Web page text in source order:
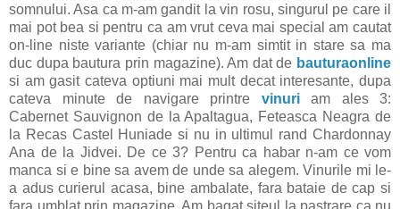
somnului. Asa ca m-am gandit la vin rosu, singurul pe care il
mai pot bea si pentru ca am vrut ceva mai special am cautat
on-line niste variante (chiar nu m-am simtit in stare sa ma
duc dupa bautura prin magazine). Am dat de bauturaonline
si am gasit cateva optiuni mai mult decat interesante, dupa
cateva minute de navigare printre vinuriam ales 3:
Cabernet Sauvignon de la Apaltagua, Feteasca Neagra de
la Recas Castel Huniade si nu in ultimul rand Chardonnay
Ana de la Jidvei. De ce 3? Pentru ca habar n-am ce vom
manca si e bine sa avem de unde sa alegem. Vinurile mi le-
a adus curierul acasa, bine ambalate, fara bataie de cap si
fara umblat prin magazine. Am bagat siteul la pastrare ca nu